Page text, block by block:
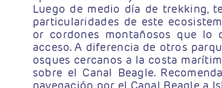
Luego de medio día de trekking,
particularidades de este
or cordones montañosos que lo
acceso. A diferencia de otros
osques cercanos a la costa
sobre el Canal Beagle.